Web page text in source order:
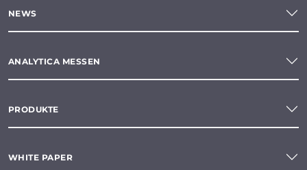
NEWS
ANALYTICA MESSEN
PRODUKTE
WHITE PAPER